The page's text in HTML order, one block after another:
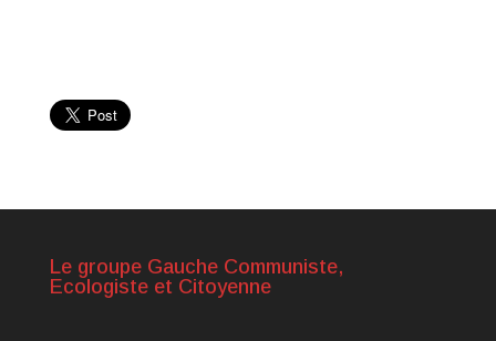
Le groupe Gauche Communiste,
Ecologiste et Citoyenne